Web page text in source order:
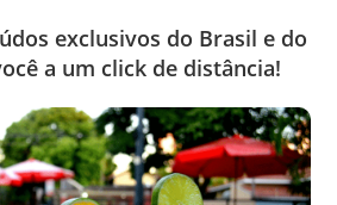
exclusivos do Brasil e do
a um click de distância!